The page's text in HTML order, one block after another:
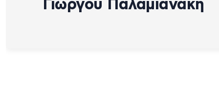
Γιώργου Παλαμιανάκη